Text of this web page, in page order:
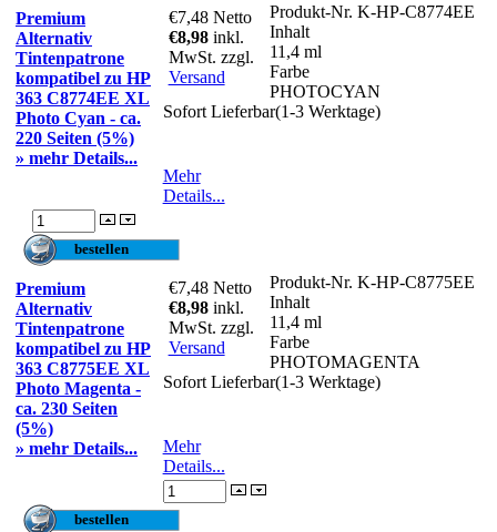
Premium
Alternativ
Tintenpatrone
kompatibel zu HP
363 C8774EE XL
Photo Cyan - ca.
220 Seiten (5%)
» mehr Details...
€7,48 Netto
€8,98 inkl.
MwSt. zzgl.
Versand
Produkt-Nr. K-HP-C8774EE
Inhalt
11,4 ml
Farbe
PHOTOCYAN
Sofort Lieferbar(1-3 Werktage)
Mehr
Details...
Premium
Alternativ
Tintenpatrone
kompatibel zu HP
363 C8775EE XL
Photo Magenta -
ca. 230 Seiten
(5%)
» mehr Details...
€7,48 Netto
€8,98 inkl.
MwSt. zzgl.
Versand
Produkt-Nr. K-HP-C8775EE
Inhalt
11,4 ml
Farbe
PHOTOMAGENTA
Sofort Lieferbar(1-3 Werktage)
Mehr
Details...